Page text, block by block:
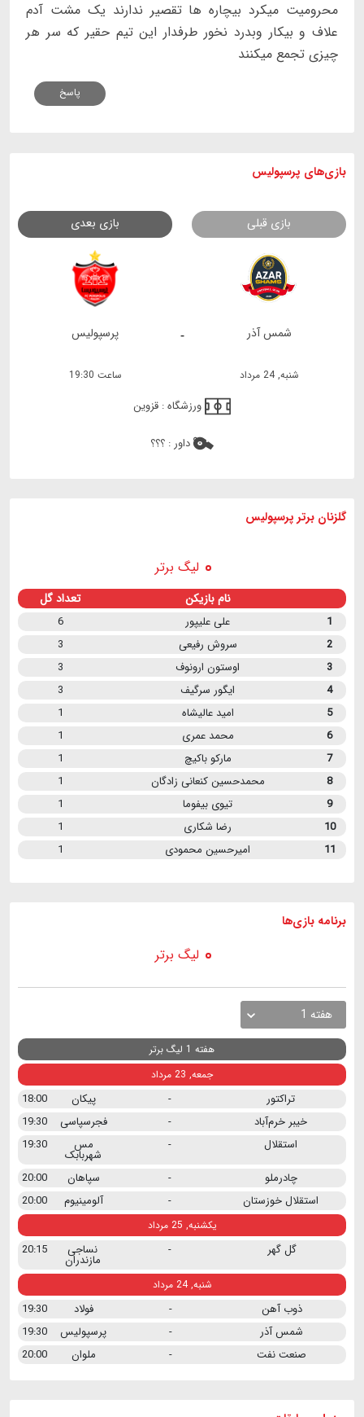
محرومیت میکرد بیچاره ها تقصیر ندارند یک مشت آدم
علاف و بیکار وبدرد نخور طرفدار این تیم حقیر که سر هر
چیزی تجمع میکنند
پاسخ
بازی های پرسپولیس
بازی قبلی بازی بعدی
- شمس آذر پرسپولیس
شنبه, 24 مرداد ساعت 19:30
ورزشگاه : قزوین
داور : ؟؟؟
گلزنان برتر پرسپولیس
لیگ برتر
نام بازیکن تعداد گل
1 علی علیپور
6
2
سروش رفیعی
3
3
اوستون ارونوف
3
4
ایگور سرگیف
3
5
امید عالیشاه
1
6
محمد عمری
1
7
مارکو باکیچ
1
8
محمدحسین کنعانی زادگان
1
9
تیوی بیفوما
1
10
رضا شکاری
1
11
امیرحسین محمودی 1
برنامه بازی ها
لیگ برتر
هفته 1
هفته 1 لیگ برتر
جمعه, 23 مرداد
تراکتور - پیکان
18:00
خیبر خرم‌آباد
- فجرسپاسی
19:30
استقلال
- مس
شهربابک
19:30
چادرملو
- سپاهان
20:00
استقلال خوزستان
- آلومینیوم 20:00
یکشنبه, 25 مرداد
گل گهر - نساجی
مازندران
20:15
شنبه, 24 مرداد
ذوب آهن - فولاد
19:30
شمس آذر
- پرسپولیس
19:30
صنعت نفت
- ملوان 20:00